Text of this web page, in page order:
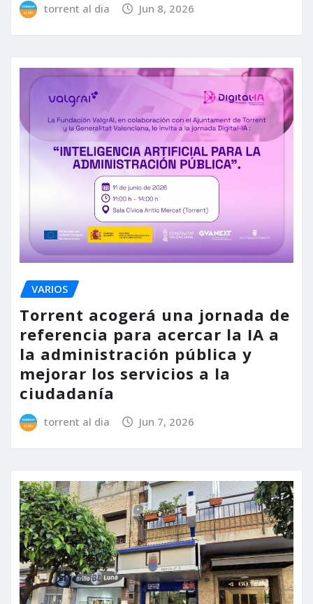
torrent al dia Jun 8, 2026
VARIOS
Torrent acogerá una jornada de
referencia para acercar la IA a
la administración pública y
mejorar los servicios a la
ciudadanía
torrent al dia Jun 7, 2026